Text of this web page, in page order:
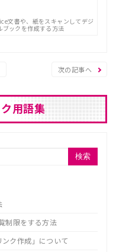
文書や、紙をスキャンしてデジ
ブックを作成する方法
次の記事へ
用語集
検索
制限をする方法
ク作成」について